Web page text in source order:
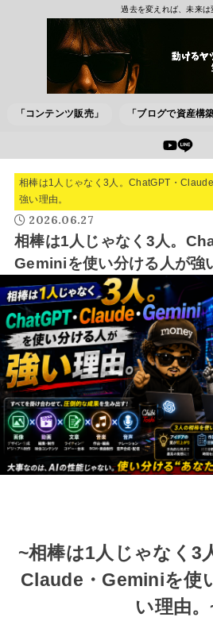
過去を変えれば、未来は
「コンテンツ販売」 「ブログで資産構築
相棒は1人じゃなく3人。ChatGPT・
強い理由。
2026.06.27
相棒は1人じゃなく3人。
Geminiを使い分ける人が強
~相棒は1人じゃなく3
Claude・Geminiを使
い理由